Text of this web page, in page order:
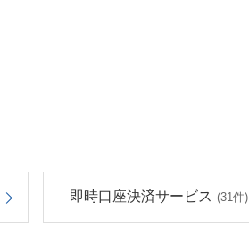
即時口座決済サービス (31件)